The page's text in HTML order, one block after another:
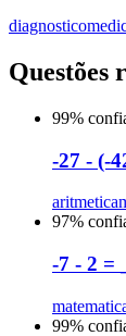
diagnostico
Questões
99%
-27 - (-
aritmetica
97%
-7 - 2 =
99%